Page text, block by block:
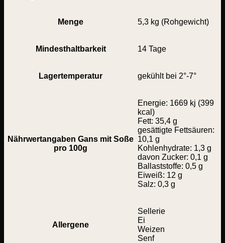
Menge 5,3 kg (Rohgewicht)
Mindesthaltbarkeit 14 Tage
Lagertemperatur gekühlt bei 2°-7°
Nährwertangaben Gans mit Soße
pro 100g
Energie: 1669 kj (399
kcal)
Fett: 35,4 g
gesättigte Fettsäuren:
10,1 g
Kohlenhydrate: 1,3 g
davon Zucker: 0,1 g
Ballaststoffe: 0,5 g
Eiweiß: 12 g
Salz: 0,3 g
Allergene
Sellerie
Ei
Weizen
Senf